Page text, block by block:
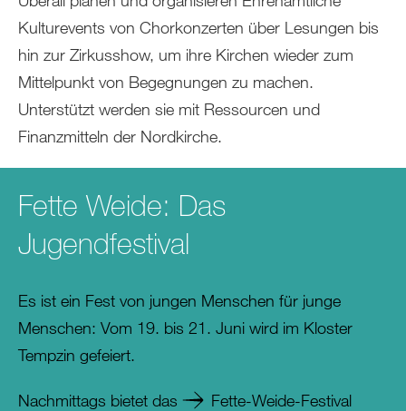
Kulturevents von Chorkonzerten über Lesungen bis
hin zur Zirkusshow, um ihre Kirchen wieder zum
Mittelpunkt von Begegnungen zu machen.
Unterstützt werden sie mit Ressourcen und
Finanzmitteln der Nordkirche.
Fette Weide: Das
Jugendfestival
Es ist ein Fest von jungen Menschen für junge
Menschen: Vom 19. bis 21. Juni wird im Kloster
Tempzin gefeiert.
Nachmittags bietet das
Fette-Weide-Festival